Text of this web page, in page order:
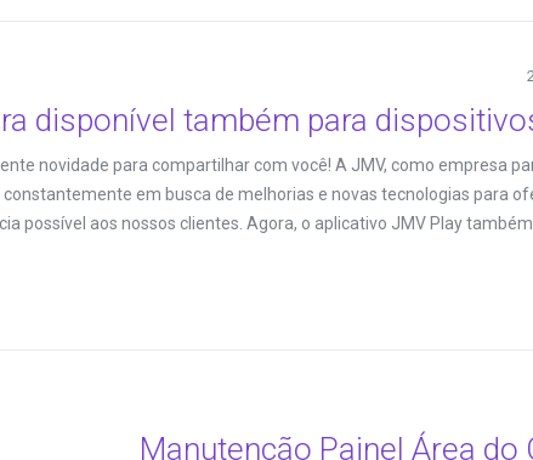
disponível também para
novidade para compartilhar com você! A JMV, como empresa
em busca de melhorias e novas tecnologias para
possível aos nossos clientes. Agora, o aplicativo JMV Play também
Manutenção Painel Área do